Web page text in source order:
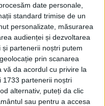
date personale,
standard trimise de un
personalizate, măsurarea
audienței și dezvoltarea
partenerii noștri putem
prin scanarea
vă da acordul cu privire la
1733 partenerii noștri
alternativ, puteți da clic
sau pentru a accesa
traficul și prin
Sigur, noi sîntem
să învățăm și să
de pietoni. Așa e
a menționat: „În
într-o continuă
în așa fel încît să fie
care traversează